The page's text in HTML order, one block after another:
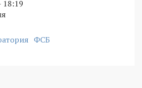
18:19
ФСБ